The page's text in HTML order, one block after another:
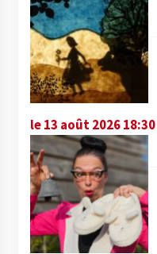
le 13 août 2026 18:30